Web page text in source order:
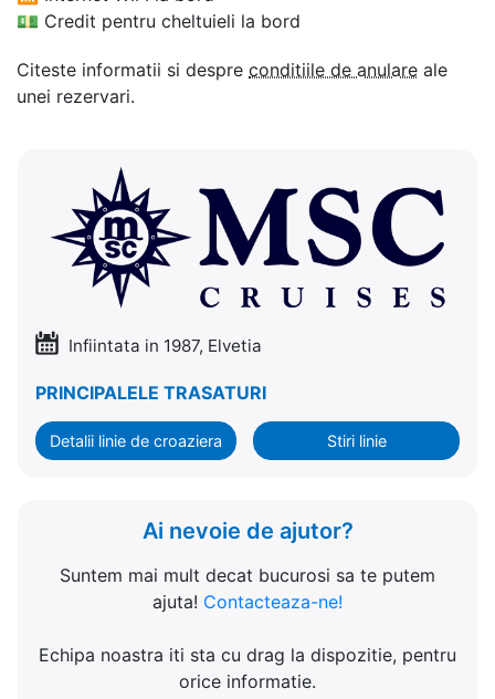
💵 Credit pentru cheltuieli la bord
Citeste informatii si despre conditiile de anulare ale
unei rezervari.
Infiintata in 1987, Elvetia
PRINCIPALELE TRASATURI
Detalii linie de croaziera Stiri linie
Ai nevoie de ajutor?
Suntem mai mult decat bucurosi sa te putem
ajuta! Contacteaza-ne!
Echipa noastra iti sta cu drag la dispozitie, pentru
orice informatie.